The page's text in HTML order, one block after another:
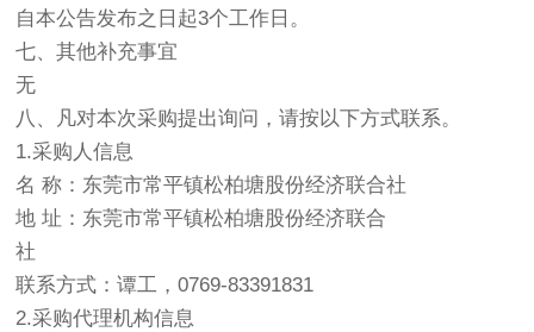
自本公告发布之日起3个工作日。
七、其他补充事宜
无
八、凡对本次采购提出询问，请按以下方式联系。
1.采购人信息
名 称：东莞市常平镇松柏塘股份经济联合社
地 址：东莞市常平镇松柏塘股份经济联合
社
联系方式：谭工，0769-83391831
2.采购代理机构信息